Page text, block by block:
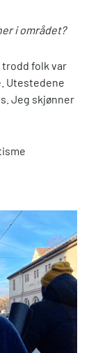
i området?
trodd folk var
Utestedene
Jeg skjønner